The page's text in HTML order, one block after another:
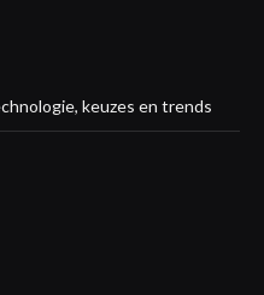
keuzes en trends